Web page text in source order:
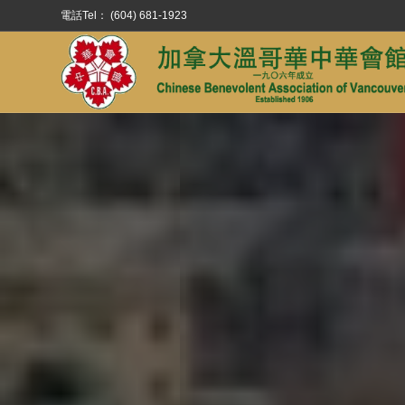
電話Tel： (604) 681-1923